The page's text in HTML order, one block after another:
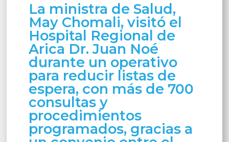
La ministra de Salud,
May Chomali, visitó el
Hospital Regional de
Arica Dr. Juan Noé
durante un operativo
para reducir listas de
espera, con más de 700
consultas y
procedimientos
programados, gracias a